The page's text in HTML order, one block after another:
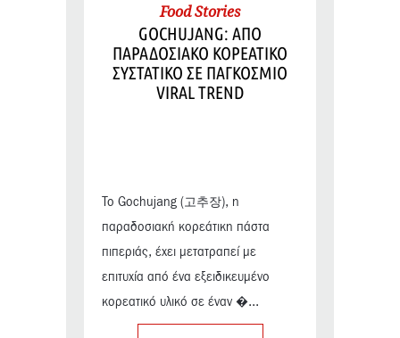
Food Stories
GOCHUJANG: ΑΠΟ
ΠΑΡΑΔΟΣΙΑΚΟ ΚΟΡΕΑΤΙΚΟ
ΣΥΣΤΑΤΙΚΟ ΣΕ ΠΑΓΚΟΣΜΙΟ
VIRAL TREND
Το Gochujang (고추장), η
παραδοσιακή κορεάτικη πάστα
πιπεριάς, έχει μετατραπεί με
επιτυχία από ένα εξειδικευμένο
κορεατικό υλικό σε έναν �...